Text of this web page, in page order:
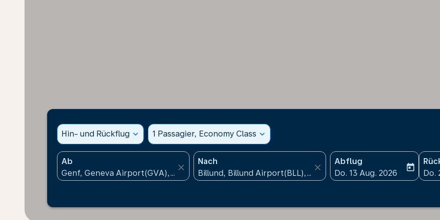
Hin- und Rückflug expand_more 1 Passagier, Economy Class expand_more
Ab
close
Nach
close
Abflug
fc-booking-departure-
Do. 13 Aug. 2026
today
fc-
Do.